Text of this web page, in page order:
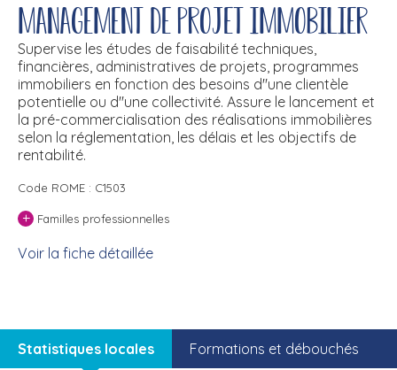
Management de projet immobilier
Supervise les études de faisabilité techniques,
financières, administratives de projets, programmes
immobiliers en fonction des besoins d''une clientèle
potentielle ou d''une collectivité. Assure le lancement et
la pré-commercialisation des réalisations immobilières
selon la réglementation, les délais et les objectifs de
rentabilité.
Code ROME : C1503
+ Familles professionnelles
Voir la fiche détaillée
Statistiques locales Formations et débouchés